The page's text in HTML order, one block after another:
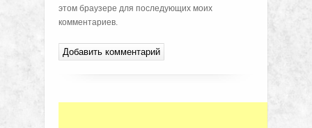
этом браузере для последующих моих
комментариев.